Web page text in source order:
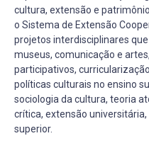
cultura, extensão e
o Sistema de Extensão
projetos interdisciplinares
museus, comunicação e
participativos,
políticas culturais no ensino
sociologia da cultura, teoria
crítica, extensão
superior.